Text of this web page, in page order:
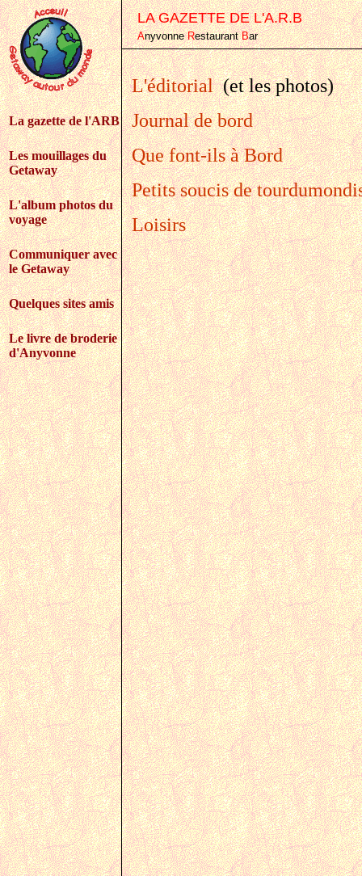
La gazette de l'ARB
Les mouillages du
Getaway
L'album photos du
voyage
Communiquer avec
le Getaway
Quelques sites amis
Le livre de broderie
d'Anyvonne
LA GAZETTE DE L'A.R.B
AnyvonneRestaurantBar
L'éditorial(et les photos)
Journal de bord
Que font-ils à Bord
Petits soucis de
Loisirs